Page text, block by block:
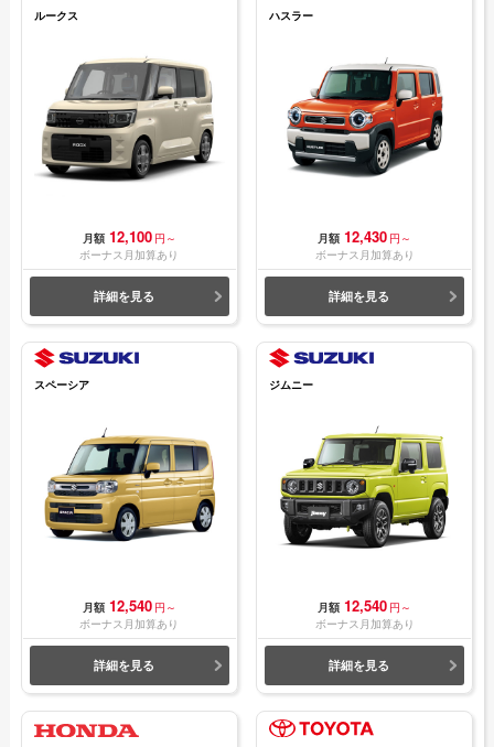
ルークス
月額 12,100 円～
ボーナス月加算あり
詳細を見る
ハスラー
月額 12,430 円～
ボーナス月加算あり
詳細を見る
スペーシア
月額 12,540 円～
ボーナス月加算あり
詳細を見る
ジムニー
月額 12,540 円～
ボーナス月加算あり
詳細を見る